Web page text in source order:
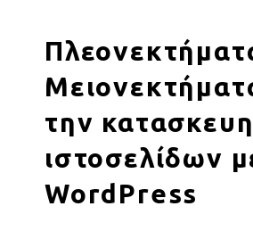
την κατασκευη
ιστοσελίδων
WordPress